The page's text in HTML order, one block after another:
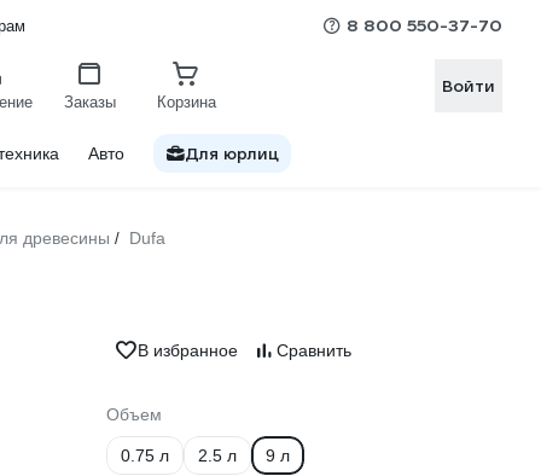
8 800 550-37-70
Заказы Корзина
Войти
Авто Для юрлиц
древесины / Dufa
В избранное Сравнить
Объем
0.75 л 2.5 л
9 л